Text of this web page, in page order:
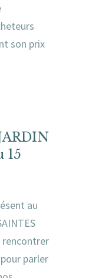
son prix
15
au
rencontrer
parler